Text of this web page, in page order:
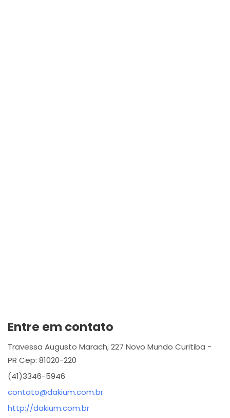
Entre em contato
Travessa Augusto Marach, 227 Novo Mundo Curitiba -
PR Cep: 81020-220
(41)3346-5946
contato@dakium.com.br
http://dakium.com.br